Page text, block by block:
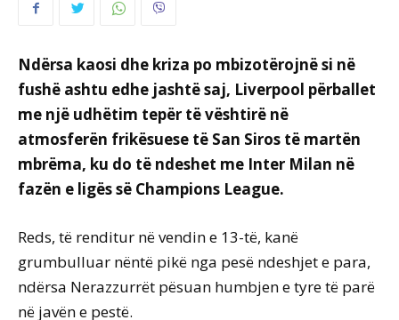
Ndërsa kaosi dhe kriza po mbizotërojnë si në
fushë ashtu edhe jashtë saj, Liverpool përballet
me një udhëtim tepër të vështirë në
atmosferën frikësuese të San Siros të martën
mbrëma, ku do të ndeshet me Inter Milan në
fazën e ligës së Champions League.
Reds, të renditur në vendin e 13-të, kanë
grumbulluar nëntë pikë nga pesë ndeshjet e para,
ndërsa Nerazzurrët pësuan humbjen e tyre të parë
në javën e pestë.